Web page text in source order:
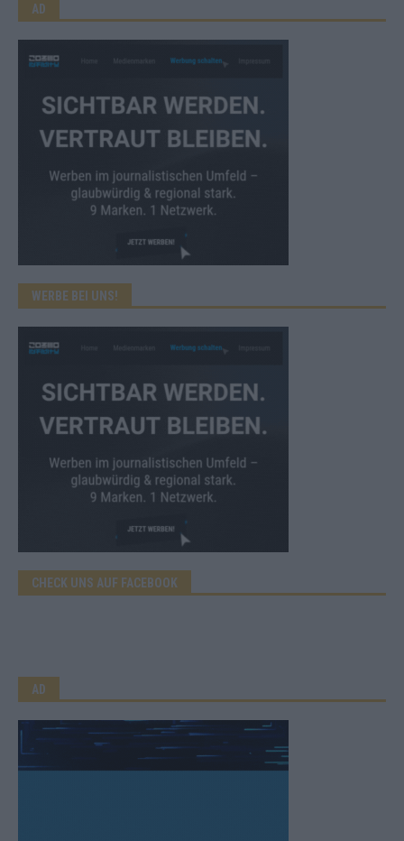
AD
WERBE BEI UNS!
CHECK UNS AUF FACEBOOK
AD